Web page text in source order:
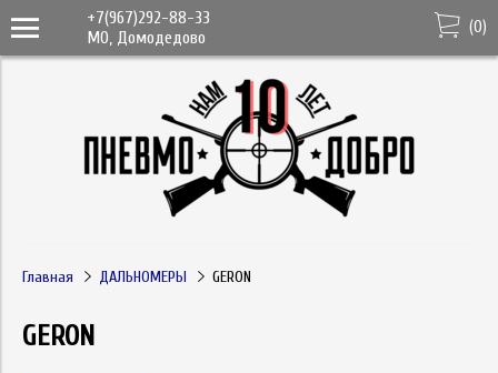
+7(967)292-88-33
МО, Домодедово
(0)
Главная ДАЛЬНОМЕРЫ GERON
GERON